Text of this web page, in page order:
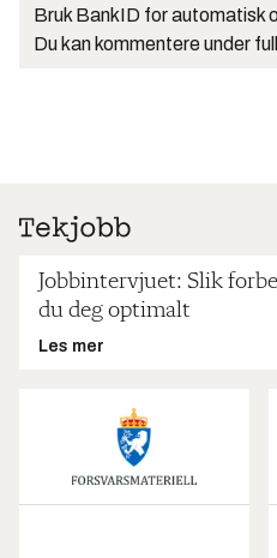
Bruk BankID for automatisk
Du kan kommentere under
Jobbintervjuet: Slik
du deg optimalt
Les mer